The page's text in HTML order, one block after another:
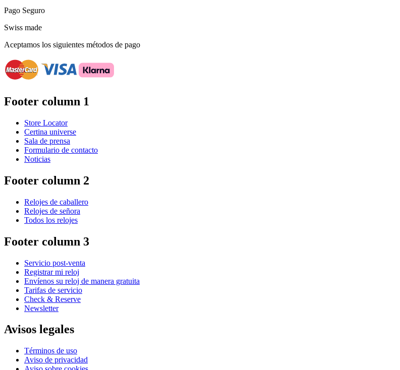
Pago Seguro
Swiss made
Aceptamos los siguientes métodos de pago
Footer column 1
Store Locator
Certina universe
Sala de prensa
Formulario de contacto
Noticias
Footer column 2
Relojes de caballero
Relojes de señora
Todos los relojes
Footer column 3
Servicio post-venta
Registrar mi reloj
Envíenos su reloj de manera gratuita
Tarifas de servicio
Check & Reserve
Newsletter
Avisos legales
Términos de uso
Aviso de privacidad